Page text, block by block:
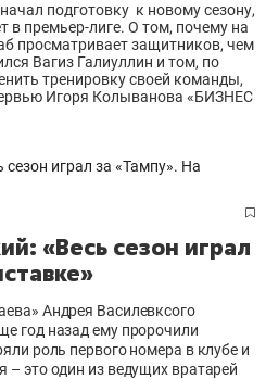
подготовку к новому сезону,
в премьер-лиге. О том, почему на
просматривает защитников, чем
Вагиз Галиуллин и том, по
тренировку своей команды,
Игоря Колыванова «БИЗНЕС
«Весь сезон играл
Андрея Василевксого
год назад ему пророчили
роль первого номера в клубе и
– это один из ведущих вратарей